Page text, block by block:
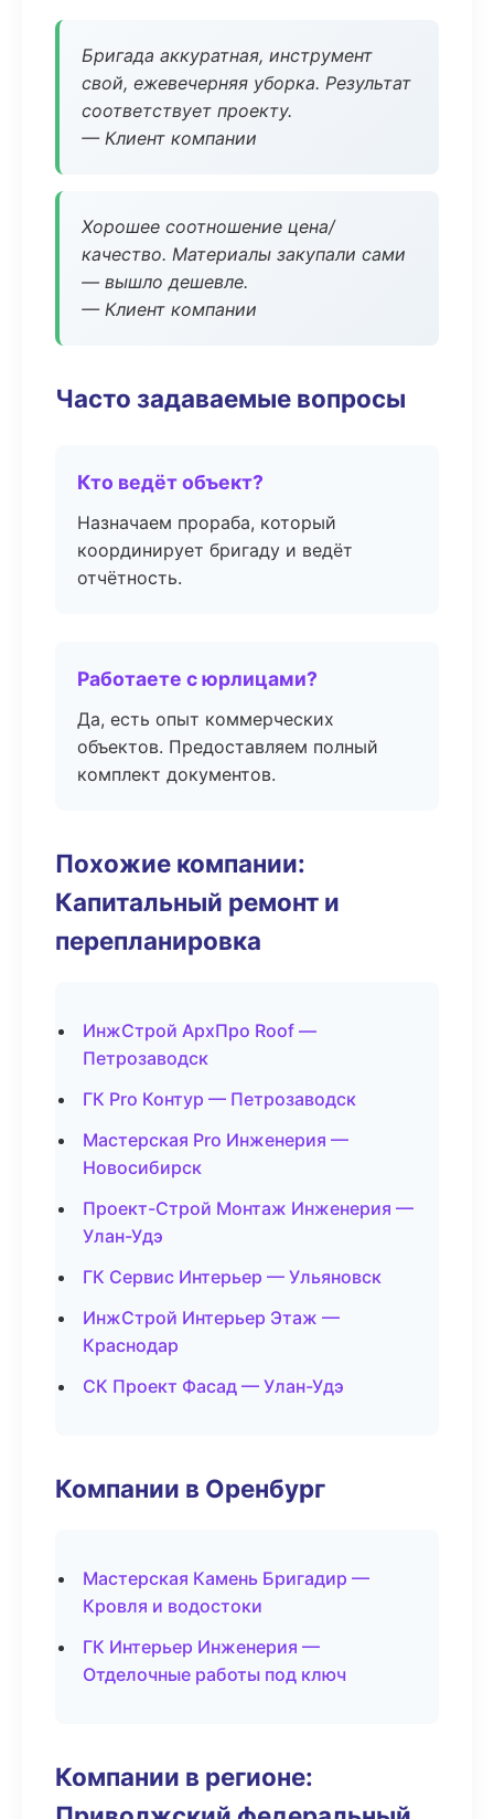
Бригада аккуратная, инструмент
свой, ежевечерняя уборка. Результат
соответствует проекту.
— Клиент компании
Хорошее соотношение цена/
качество. Материалы закупали сами
— вышло дешевле.
— Клиент компании
Часто задаваемые вопросы
Кто ведёт объект?
Назначаем прораба, который
координирует бригаду и ведёт
отчётность.
Работаете с юрлицами?
Да, есть опыт коммерческих
объектов. Предоставляем полный
комплект документов.
Похожие компании:
Капитальный ремонт и
перепланировка
ИнжСтрой АрхПро Roof —
Петрозаводск
ГК Pro Контур — Петрозаводск
Мастерская Pro Инженерия —
Новосибирск
Проект-Строй Монтаж Инженерия —
Улан-Удэ
ГК Сервис Интерьер — Ульяновск
ИнжСтрой Интерьер Этаж —
Краснодар
СК Проект Фасад — Улан-Удэ
Компании в Оренбург
Мастерская Камень Бригадир —
Кровля и водостоки
ГК Интерьер Инженерия —
Отделочные работы под ключ
Компании в регионе: